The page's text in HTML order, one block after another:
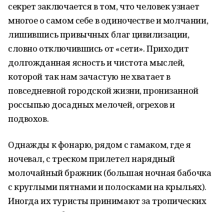
секрет заключается в том, что человек узнает
многое о самом себе в одиночестве и молчании,
лишившись привычных благ цивилизации,
словно отключившись от «сети». Приходит
долгожданная ясность и чистота мыслей,
которой так нам зачастую не хватает в
повседневной городской жизни, пронизанной
россыпью досадных мелочей, огрехов и
подвохов.
Однажды к фонарю, рядом с гамаком, где я
ночевал, с треском прилетел нарядный
молочайный бражник (большая ночная бабочка
с круглыми пятнами и полосками на крыльях).
Иногда их туристы принимают за тропических